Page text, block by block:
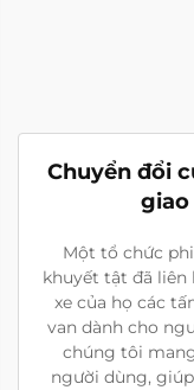
Chuyển đổi
giao
Một tổ chức
khuyết tật đã liên
xe của họ các
van dành cho
chúng tôi
người dùng,